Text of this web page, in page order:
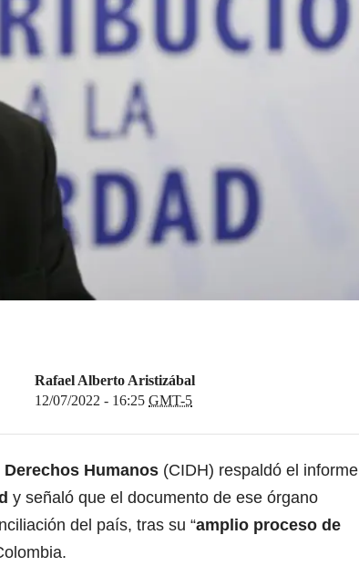
Rafael Alberto Aristizábal
12/07/2022 - 16:25 GMT-5
Humanos (CIDH) respaldó el informe
y señaló que el documento de ese órgano
del país, tras su “amplio proceso de